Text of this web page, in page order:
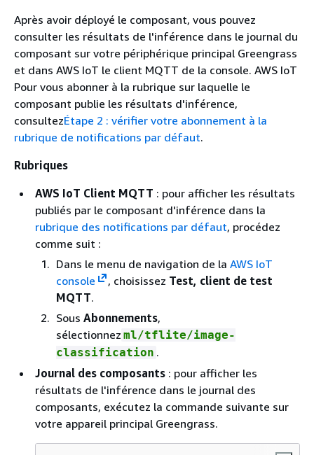
Après avoir déployé le composant, vous pouvez
consulter les résultats de l'inférence dans le journal du
composant sur votre périphérique principal Greengrass
et dans AWS IoT le client MQTT de la console. AWS IoT
Pour vous abonner à la rubrique sur laquelle le
composant publie les résultats d'inférence,
consultezÉtape 2 : vérifier votre abonnement à la
rubrique de notifications par défaut.
Rubriques
AWS IoT Client MQTT : pour afficher les résultats
publiés par le composant d'inférence dans la
rubrique des notifications par défaut, procédez
comme suit :
Dans le menu de navigation de la AWS IoT
console
, choisissez Test, client de test
MQTT.
Sous Abonnements,
sélectionnez ml/tflite/image-
classification .
Journal des composants : pour afficher les
résultats de l'inférence dans le journal des
composants, exécutez la commande suivante sur
votre appareil principal Greengrass.